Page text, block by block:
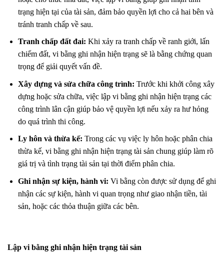
trạng hiện tại của tài sản, đảm bảo quyền lợi cho cả hai bên và
tránh tranh chấp về sau.
Tranh chấp đất đai: Khi xảy ra tranh chấp về ranh giới, lấn
chiếm đất, vi bằng ghi nhận hiện trạng sẽ là bằng chứng quan
trọng để giải quyết vấn đề.
Xây dựng và sửa chữa công trình: Trước khi khởi công xây
dựng hoặc sửa chữa, việc lập vi bằng ghi nhận hiện trạng các
công trình lân cận giúp bảo vệ quyền lợi nếu xảy ra hư hỏng
do quá trình thi công.
Ly hôn và thừa kế: Trong các vụ việc ly hôn hoặc phân chia
thừa kế, vi bằng ghi nhận hiện trạng tài sản chung giúp làm rõ
giá trị và tình trạng tài sản tại thời điểm phân chia.
Ghi nhận sự kiện, hành vi: Vi bằng còn được sử dụng để ghi
nhận các sự kiện, hành vi quan trọng như giao nhận tiền, tài
sản, hoặc các thỏa thuận giữa các bên.
Lập vi bằng ghi nhận hiện trạng tài sản